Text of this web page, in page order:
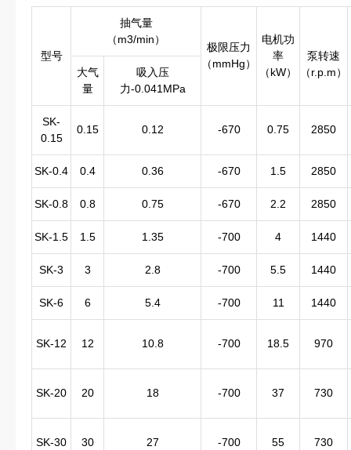
型号
抽气量
（m3/min）
极限压力
（mmHg）
电机功
率
（kW）
泵转速
（r.p.m）
大气
量
吸入压
力-0.041MPa
SK-
0.15
0.15 0.12 -670 0.75 2850
SK-0.4 0.4 0.36 -670 1.5 2850
SK-0.8 0.8 0.75 -670 2.2 2850
SK-1.5 1.5 1.35 -700 4 1440
SK-3 3 2.8 -700 5.5 1440
SK-6 6 5.4 -700 11 1440
SK-12 12 10.8 -700 18.5 970
SK-20 20 18 -700 37 730
SK-30 30 27 -700 55 730